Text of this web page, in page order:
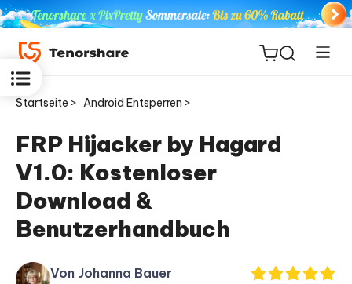
ReiBoot
for iOS
PDNob
Editor
Startseite > Android Entsperren >
FRP Hijacker by Hagard
V1.0: Kostenloser
Download &
Benutzerhandbuch
Von Johanna Bauer